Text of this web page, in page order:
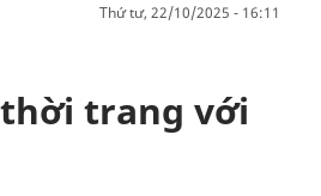
thứ tư, 22/10/2025 - 16:11
trang với